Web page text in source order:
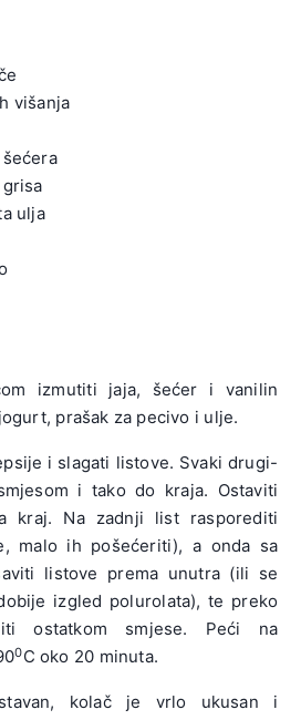
višanja
ulja
izmutiti jaja, šećer i vanilin
prašak za pecivo i ulje.
i slagati listove. Svaki drugi-
i tako do kraja. Ostaviti
kraj. Na zadnji list rasporediti
malo ih pošećeriti), a onda sa
listove prema unutra (ili se
izgled polurolata), te preko
ostatkom smjese. Peći na
0C oko 20 minuta.
kolač je vrlo ukusan i